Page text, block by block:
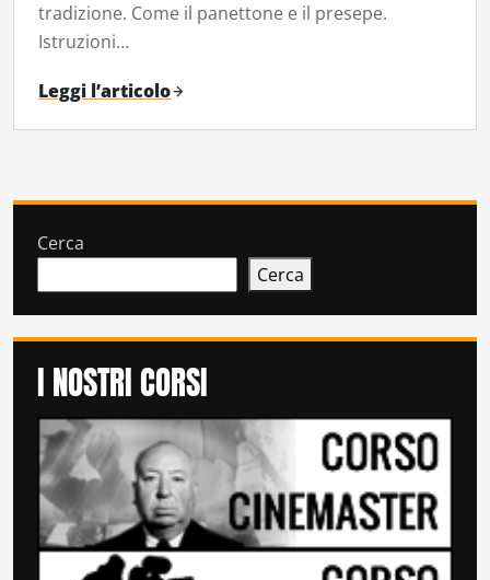
tradizione. Come il panettone e il presepe.
Istruzioni…
Leggi l’articolo
Cerca
Cerca
I NOSTRI CORSI